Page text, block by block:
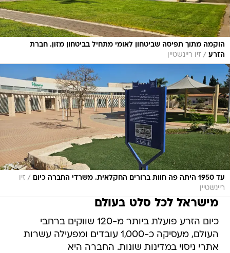
הוקמה מתוך תפיסה שביטחון לאומי מתחיל בביטחון מזון. חברת
הזרע / זיו ריינשטיין
עד 1950 היתה פה חוות ברורים החקלאית. משרדי החברה כיום / זיו
ריינשטיין
מישראל לכל סלט בעולם
כיום הזרע פועלת ביותר מ-120 שווקים ברחבי
העולם, מעסיקה כ-1,000 עובדים ומפעילה עשרות
אתרי ניסוי במדינות שונות. החברה היא